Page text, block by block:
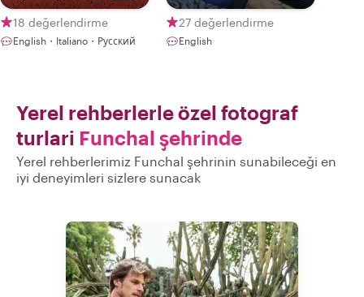
18 değerlendirme
English・Italiano・Русский
27 değerlendirme
English
Yerel rehberlerle özel fotograf
turlari Funchal şehrinde
Yerel rehberlerimiz Funchal şehrinin sunabileceği en
iyi deneyimleri sizlere sunacak